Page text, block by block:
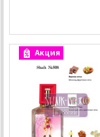
Акция